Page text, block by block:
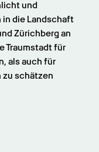
und
die Landschaft
Zürichberg an
Traumstadt für
als auch für
zu schätzen